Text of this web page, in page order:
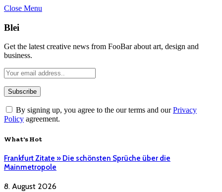
Close Menu
Blei
Get the latest creative news from FooBar about art, design and
business.
By signing up, you agree to the our terms and ourPrivacy
Policy agreement.
What's Hot
Frankfurt Zitate » Die schönsten Sprüche über die
Mainmetropole
8. August 2026